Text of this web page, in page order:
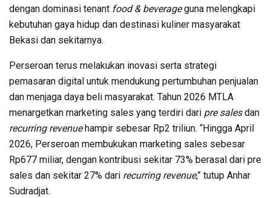
dengan dominasi tenant food & beverageguna melengkapi
kebutuhan gaya hidup dan destinasi kuliner masyarakat
Bekasi dan sekitarnya.
Perseroan terus melakukan inovasi serta strategi
pemasaran digital untuk mendukung pertumbuhan penjualan
dan menjaga daya beli masyarakat. Tahun 2026 MTLA
menargetkan marketing sales yang terdiri dari pre salesdan
recurring revenuehampir sebesar Rp2 triliun. “Hingga April
2026, Perseroan membukukan marketing sales sebesar
Rp677 miliar, dengan kontribusi sekitar 73% berasal dari pre
sales dan sekitar 27% dari recurring revenue,” tutup Anhar
Sudradjat.